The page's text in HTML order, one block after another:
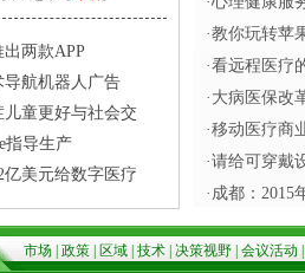
两款APP
导航机器人广告
儿童更好与社会交
指导生产
亿美元给数字医疗
·教你玩转苹
·看远程医疗
·大病医保改
·移动医疗商
·请给可穿戴
·成都：2015
市场 政策 区域 技术 决策视野 会议活动